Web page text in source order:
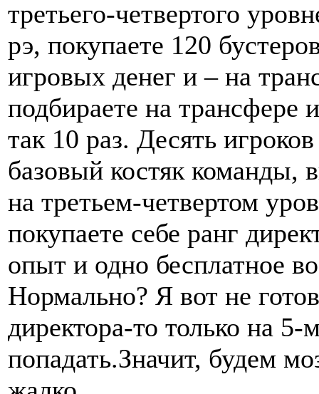
третьего-четвертого
рэ, покупаете 120
игровых денег и – на
подбираете на трансфере
так 10 раз. Десять
базовый костяк команды,
на третьем-четвертом
покупаете себе ранг
опыт и одно бесплатное
Нормально? Я вот не
директора-то только на
попадать.Значит, будем